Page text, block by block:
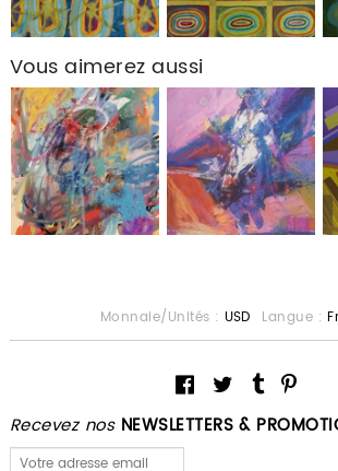
Vous aimerez aussi
Recevez nos NEWSLETTERS &
Monnaie/Unités : USD Langue :